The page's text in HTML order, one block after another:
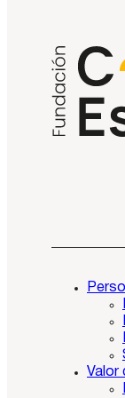
Valor